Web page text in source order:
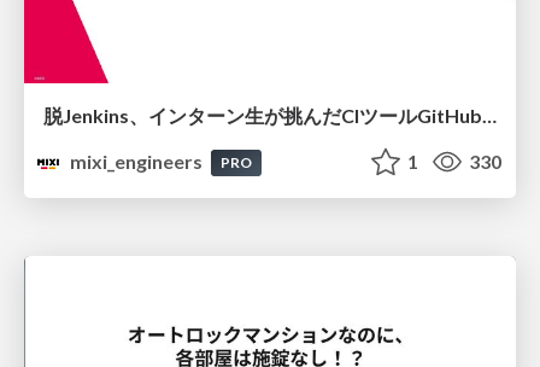
mixi_engineers
PRO 1 330